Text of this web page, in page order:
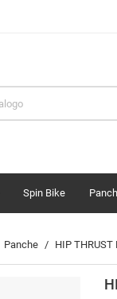
Spin Bike
Panche HIP THRUST